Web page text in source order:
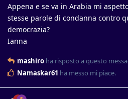
Appena e se va in Arabia mi
stesse parole di condanna contro
democrazia?
Ianna
mashiro ha risposto a questo
Namaskar61 ha messo mi piace.